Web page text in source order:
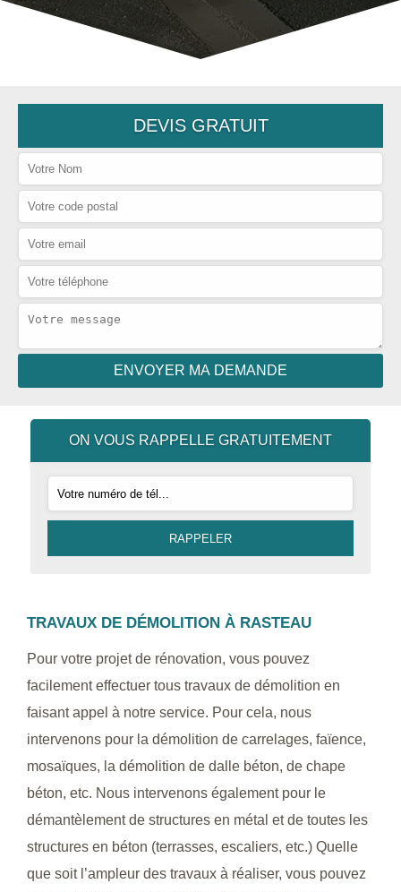
DEVIS GRATUIT
ON VOUS RAPPELLE GRATUITEMENT
TRAVAUX DE DÉMOLITION À RASTEAU
Pour votre projet de rénovation, vous pouvez
facilement effectuer tous travaux de démolition en
faisant appel à notre service. Pour cela, nous
intervenons pour la démolition de carrelages, faïence,
mosaïques, la démolition de dalle béton, de chape
béton, etc. Nous intervenons également pour le
démantèlement de structures en métal et de toutes les
structures en béton (terrasses, escaliers, etc.) Quelle
que soit l’ampleur des travaux à réaliser, vous pouvez